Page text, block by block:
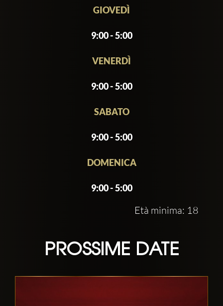
GIOVEDÌ
9:00 - 5:00
VENERDÌ
9:00 - 5:00
SABATO
9:00 - 5:00
DOMENICA
9:00 - 5:00
Età minima: 18
PROSSIME DATE